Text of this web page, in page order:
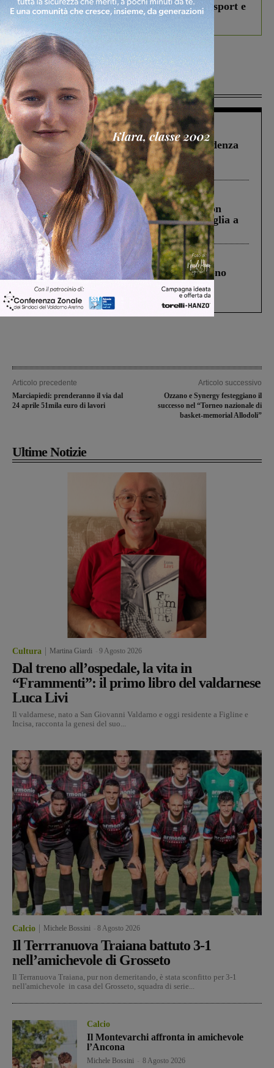
studenti coinvolti, torna il bando per lo sport e
debutta il podcast Estrair
Più lette
Figline Incisa Valdarno 1 Agosto 2026
Piscina di Figline finanziata oltre la scadenza
Pnrr, il gruppo di Fratelli d’Italia: “Un
ringraziamento al Governo”
Cronaca 3 Agosto 2026
Scomparso da una struttura di Castiglion
Fiorentino l’uomo che aveva ucciso la figlia a
Levane nel 2020
Cronaca 4 Agosto 2026
Un anno fa la strage in A1 in cui morirono
Gianni, Giulia e Franco. Lo schianto, il
processo, lo stop ai sorpassi fra tir....
Articolo precedente
Marciapiedi: prenderanno il via dal
24 aprile 51mila euro di lavori
Articolo successivo
Ozzano e Synergy festeggiano il
successo nel “Torneo nazionale di
basket-memorial Allodoli”
Ultime Notizie
Cultura Martina Giardi 9 Agosto 2026
Dal treno all’ospedale, la vita in
“Frammenti”: il primo libro del valdarnese
Luca Livi
Il valdarnese, nato a San Giovanni Valdarno e oggi residente a Figline e
Incisa, racconta la genesi del suo...
Calcio Michele Bossini 8 Agosto 2026
Il Terrranuova Traiana battuto 3-1
nell’amichevole di Grosseto
Il Terranuova Traiana, pur non demeritando, è stata sconfitto per 3-1
nell'amichevole in casa del Grosseto, squadra di serie...
Calcio
Il Montevarchi affronta in amichevole
l’Ancona
Michele Bossini 8 Agosto 2026